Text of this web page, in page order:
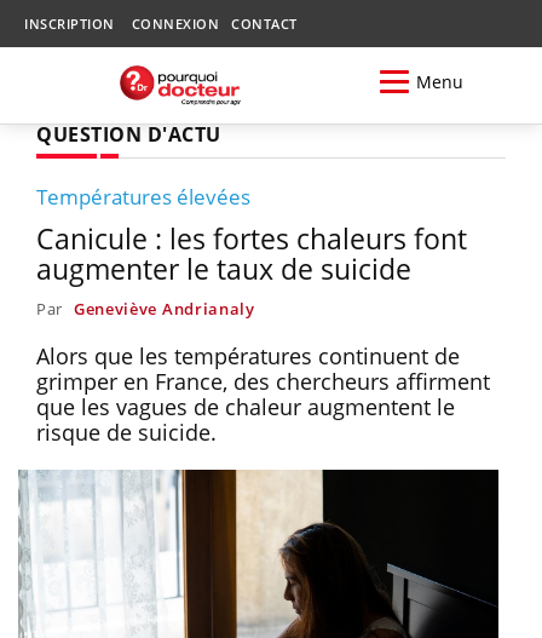
INSCRIPTION CONNEXION CONTACT
Menu
QUESTION D'ACTU
Températures élevées
Canicule : les fortes chaleurs font
augmenter le taux de suicide
Par Geneviève Andrianaly
Alors que les températures continuent de
grimper en France, des chercheurs affirment
que les vagues de chaleur augmentent le
risque de suicide.